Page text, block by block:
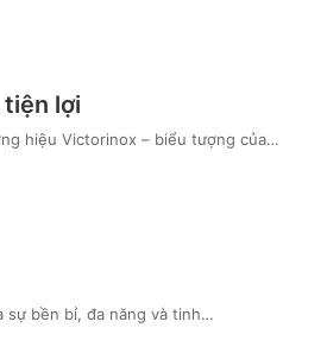
lợi
hiệu Victorinox – biểu tượng của…
sự bền bỉ, đa năng và tinh…